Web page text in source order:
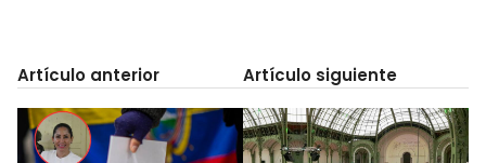
Artículo anterior Artículo siguiente